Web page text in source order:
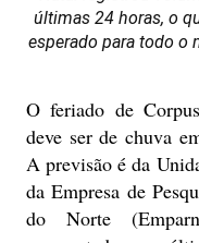
últimas 24 horas, o
esperado para todo o
O feriado de
deve ser de chuva
A previsão é da
da Empresa de
do Norte